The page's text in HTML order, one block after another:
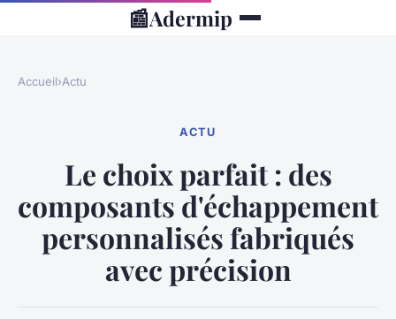
📰Adermip
Accueil›Actu
ACTU
Le choix parfait : des
composants d'échappement
personnalisés fabriqués
avec précision